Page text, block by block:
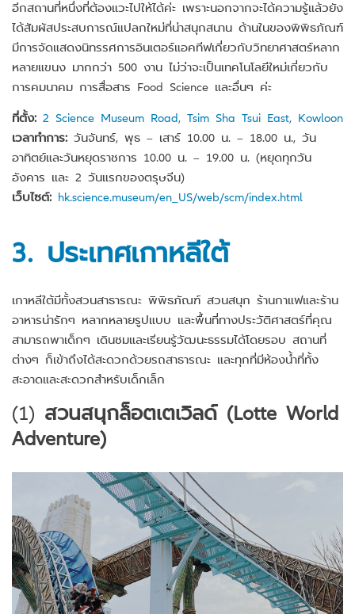
อีกสถานที่หนึ่งที่ต้องแวะไปให้ได้ค่ะ เพราะนอกจากจะได้ความรู้แล้วยัง
ได้สัมผัสประสบการณ์แปลกใหม่ที่น่าสนุกสนาน ด้านในของพิพิธภัณฑ์
มีการจัดแสดงนิทรรศการอินเตอร์แอคทีฟเกี่ยวกับวิทยาศาสตร์หลาก
หลายแขนง มากกว่า 500 งาน ไม่ว่าจะเป็นเทคโนโลยีใหม่เกี่ยวกับ
การคมนาคม การสื่อสาร Food Science และอื่นๆ ค่ะ
ที่ตั้ง: 2 Science Museum Road, Tsim Sha Tsui East, Kowloon
เวลาทำการ: วันจันทร์, พุธ – เสาร์ 10.00 น. – 18.00 น., วัน
อาทิตย์และวันหยุดราชการ 10.00 น. – 19.00 น. (หยุดทุกวัน
อังคาร และ 2 วันแรกของตรุษจีน)
เว็บไซต์: hk.science.museum/en_US/web/scm/index.html
3. ประเทศเกาหลีใต้
เกาหลีใต้มีทั้งสวนสาธารณะ พิพิธภัณฑ์ สวนสนุก ร้านกาแฟและร้าน
อาหารน่ารักๆ หลากหลายรูปแบบ และพื้นที่ทางประวัติศาสตร์ที่คุณ
สามารถพาเด็กๆ เดินชมและเรียนรู้วัฒนะธรรมได้โดยรอบ สถานที่
ต่างๆ ก็เข้าถึงได้สะดวกด้วยรถสาธารณะ และทุกที่มีห้องน้ำที่ทั้ง
สะอาดและสะดวกสำหรับเด็กเล็ก
(1) สวนสนุกล็อตเตเวิลด์ (Lotte World
Adventure)